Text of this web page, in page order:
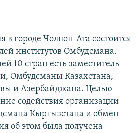
в городе Чолпон-Ата состоится
институтов Омбудсмана.
10 стран есть заместитель
Омбудсманы Казахстана,
и Азербайджана. Целью
содействия организации
Кыргызстана и обмен
об этом была получена